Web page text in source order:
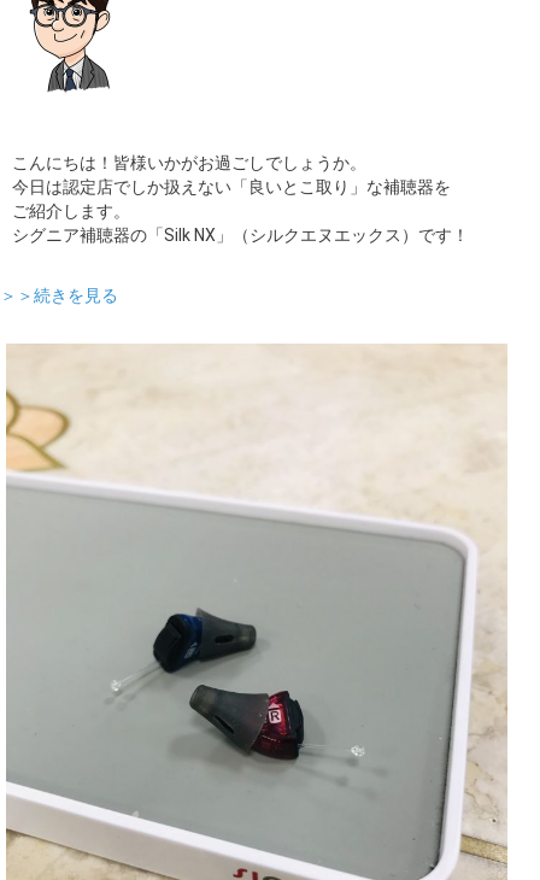
こんにちは！皆様いかがお過ごしでしょうか。
今日は認定店でしか扱えない「良いとこ取り」な補聴器を
ご紹介します。
シグニア補聴器の「Silk NX」（シルクエヌエックス）です！
＞＞続きを見る